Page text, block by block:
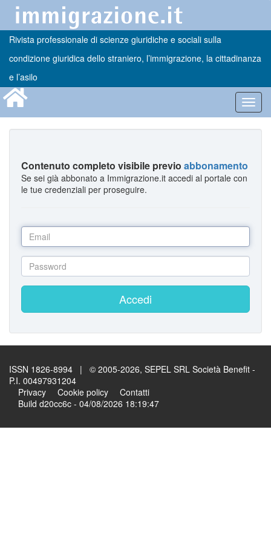
Rivista professionale di scienze giuridiche e sociali sulla
condizione giuridica dello straniero, l’immigrazione, la cittadinanza
e l’asilo
Contenuto completo visibile previo abbonamento
Se sei già abbonato a Immigrazione.it accedi al portale con
le tue credenziali per proseguire.
Accedi
ISSN 1826-8994 | © 2005-2026, SEPEL SRL Società Benefit -
P.I. 00497931204
Privacy
Cookie policy
Contatti
Build d20cc6c - 04/08/2026 18:19:47